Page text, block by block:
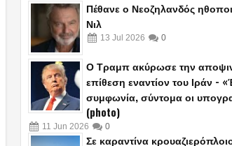
Συνελήφθη στη Γερμανία
εκτελεστής της «Greek
Mafia» – Για την δολοφνία
Aug
2026
που συνελήφθη
28
2026
Πέθανε ο Νεοζηλανδός
Νιλ
13 Jul 2026 0
Ο Τραμπ ακύρωσε την
επίθεση εναντίον του Ιράν -
συμφωνία, σύντομα οι
(photo)
11 Jun 2026 0
Σε καραντίνα